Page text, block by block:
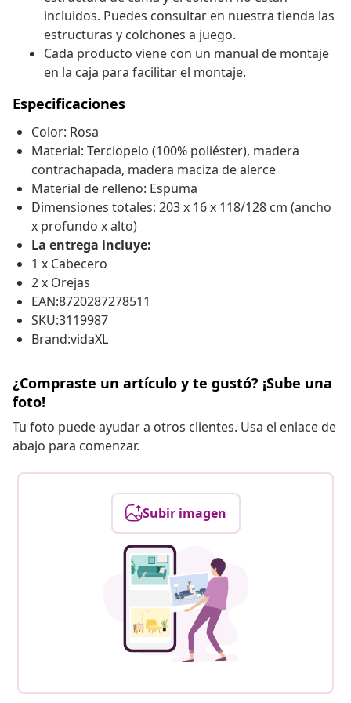
incluidos. Puedes consultar en nuestra tienda las
estructuras y colchones a juego.
Cada producto viene con un manual de montaje
en la caja para facilitar el montaje.
Especificaciones
Color: Rosa
Material: Terciopelo (100% poliéster), madera
contrachapada, madera maciza de alerce
Material de relleno: Espuma
Dimensiones totales: 203 x 16 x 118/128 cm (ancho
x profundo x alto)
La entrega incluye:
1 x Cabecero
2 x Orejas
EAN:8720287278511
SKU:3119987
Brand:vidaXL
¿Compraste un artículo y te gustó? ¡Sube una
foto!
Tu foto puede ayudar a otros clientes. Usa el enlace de
abajo para comenzar.
Subir imagen